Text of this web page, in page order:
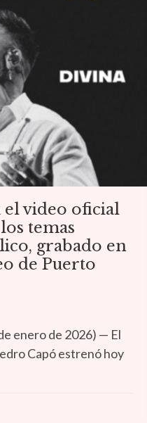
el video oficial
temas
grabado en
de Puerto
enero de 2026) — El
Capó estrenó hoy